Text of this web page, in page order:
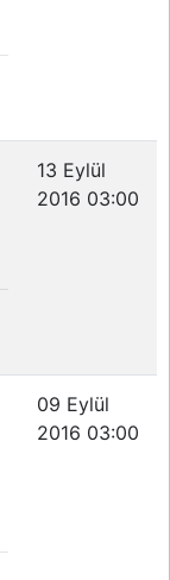
13 Eylül
2016 03:00
09 Eylül
2016 03:00